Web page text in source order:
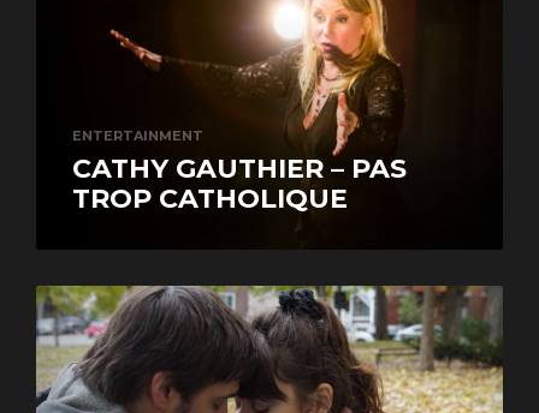
ENTERTAINMENT
CATHY GAUTHIER – PAS
TROP CATHOLIQUE